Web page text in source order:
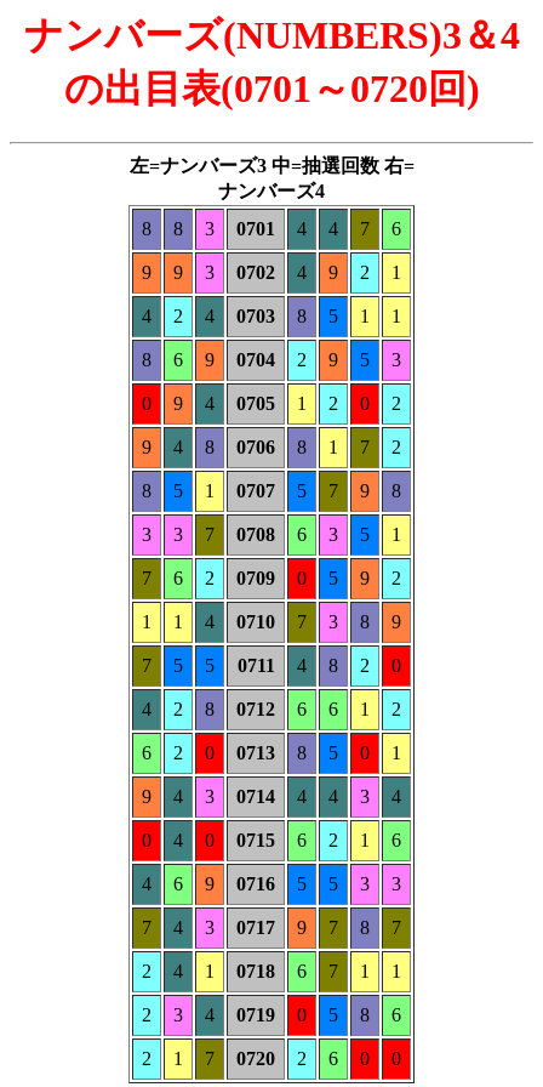
ナンバーズ(NUMBERS)3＆4
の出目表(0701～0720回)
左=ナンバーズ3 中=抽選回数 右=
ナンバーズ4
8
8 3 0701 4 4 7 6
9 9 3 0702 4 9 2 1
4 2 4 0703 8 5 1 1
8 6 9 0704 2 9 5 3
0 9 4 0705 1 2 0 2
9 4 8 0706 8 1 7 2
8 5 1 0707 5 7 9 8
3 3 7 0708 6 3 5 1
7 6 2 0709 0 5 9 2
1 1 4 0710 7 3 8 9
7 5 5 0711 4 8 2 0
4 2 8 0712 6 6 1 2
6 2 0 0713 8 5 0 1
9 4 3 0714 4 4 3 4
0 4 0 0715 6 2 1 6
4 6 9 0716 5 5 3 3
7 4 3 0717 9 7 8 7
2 4 1 0718 6 7 1 1
2 3 4 0719 0 5 8 6
2 1 7 0720 2 6 0 0